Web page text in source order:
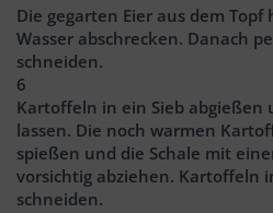
Die gegarten Eier aus dem
Wasser abschrecken. Danach
schneiden.
6
Kartoffeln in ein Sieb abgießen
lassen. Die noch warmen
spießen und die Schale mit
vorsichtig abziehen. Kartoffeln
schneiden.